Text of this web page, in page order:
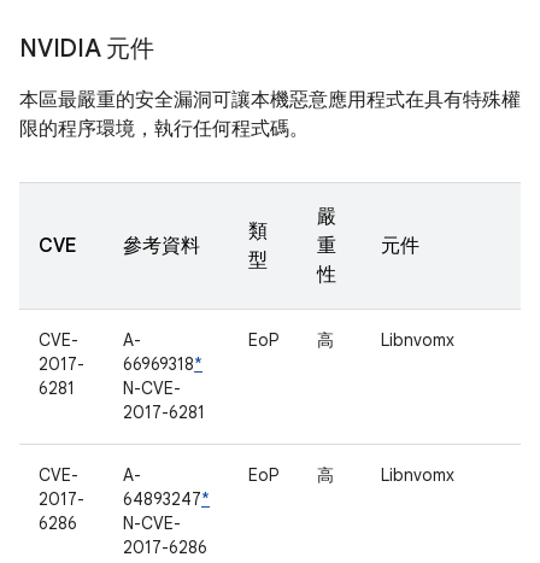
NVIDIA 元件
本區最嚴重的安全漏洞可讓本機惡意應用程式在具有特殊權
限的程序環境，執行任何程式碼。
CVE 參考資料
類
型
嚴
重
性
元件
CVE-
2017-
6281
A-
66969318*
N-CVE-
2017-6281
EoP 高 Libnvomx
CVE-
2017-
6286
A-
64893247*
N-CVE-
2017-6286
EoP 高 Libnvomx